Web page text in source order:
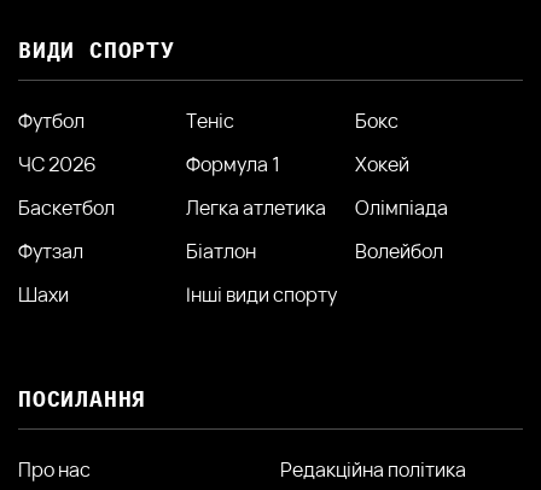
ВИДИ СПОРТУ
Футбол Теніс
Бокс
ЧС 2026
Формула 1
Хокей
Баскетбол
Легка атлетика
Олімпіада
Футзал
Біатлон
Волейбол
Шахи
Інші види спорту
ПОСИЛАННЯ
Про нас
Редакційна політика